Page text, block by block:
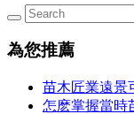
為您推薦
苗木匠業遠景
怎麽掌握當時